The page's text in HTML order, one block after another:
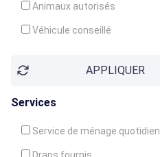
Animaux autorisés
Véhicule conseillé
APPLIQUER
Services
Service de ménage quotidien